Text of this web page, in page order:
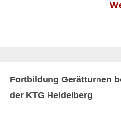
Fortbildung Gerätturnen
der KTG Heidelberg